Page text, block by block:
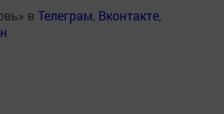
в Телеграм, Вконтакте,